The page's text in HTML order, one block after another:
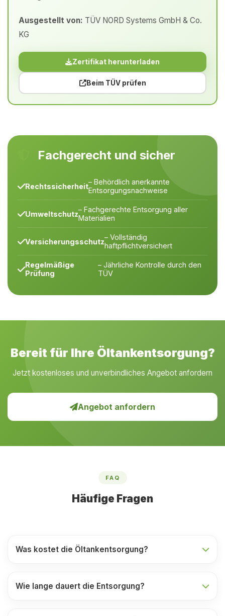
Ausgestellt von: TÜV NORD Systems GmbH & Co.
KG
Zertifikat herunterladen
Beim TÜV prüfen
Fachgerecht und sicher
Rechtssicherheit– Behördlich anerkannte
Entsorgungsnachweise
Umweltschutz– Fachgerechte Entsorgung aller
Materialien
Versicherungsschutz– Vollständig
haftpflichtversichert
Regelmäßige
Prüfung
– Jährliche Kontrolle durch den
TÜV
Bereit für Ihre Öltankentsorgung?
Jetzt kostenloses und unverbindliches Angebot anfordern
Angebot anfordern
FAQ
Häufige Fragen
Was kostet die Öltankentsorgung?
Wie lange dauert die Entsorgung?